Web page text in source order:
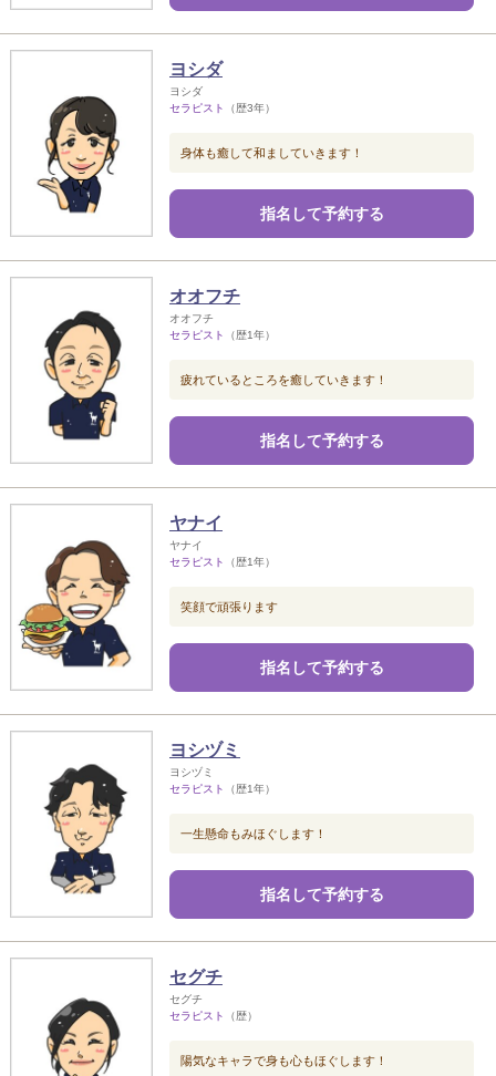
ヨシダ
ヨシダ
セラピスト
（歴3年）
身体も癒して和ましていきます！
指名して予約する
オオフチ
オオフチ
セラピスト
（歴1年）
疲れているところを癒していきます！
指名して予約する
ヤナイ
ヤナイ
セラピスト
（歴1年）
笑顔で頑張ります
指名して予約する
ヨシヅミ
ヨシヅミ
セラピスト
（歴1年）
一生懸命もみほぐします！
指名して予約する
セグチ
セグチ
セラピスト
（歴）
陽気なキャラで身も心もほぐします！